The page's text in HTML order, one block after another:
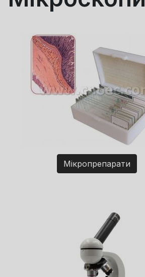
Мікропрепарати